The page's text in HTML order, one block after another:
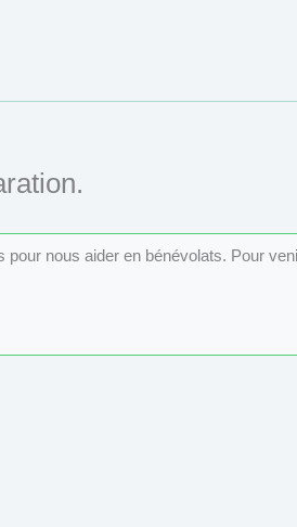
pour nous aider en bénévolats. Pour